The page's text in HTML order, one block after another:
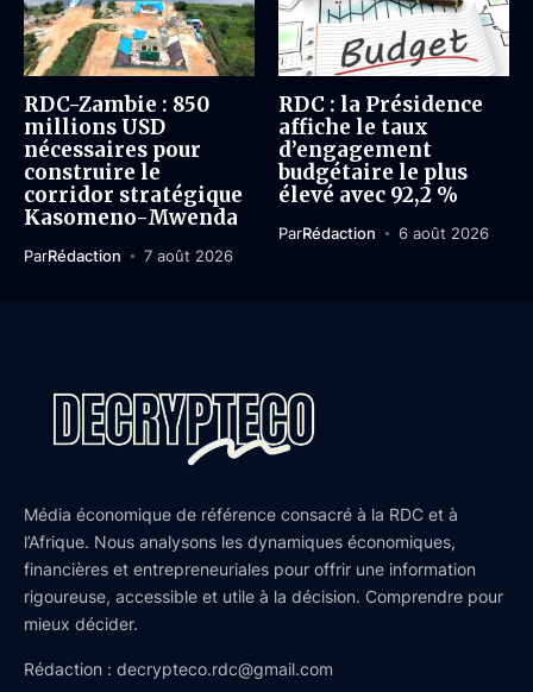
RDC-Zambie : 850
millions USD
nécessaires pour
construire le
corridor stratégique
Kasomeno-Mwenda
ParRédaction 7 août 2026
RDC : la Présidence
affiche le taux
d’engagement
budgétaire le plus
élevé avec 92,2 %
ParRédaction 6 août 2026
Média économique de référence consacré à la RDC et à
l’Afrique. Nous analysons les dynamiques économiques,
financières et entrepreneuriales pour offrir une information
rigoureuse, accessible et utile à la décision. Comprendre pour
mieux décider.
Rédaction : decrypteco.rdc@gmail.com